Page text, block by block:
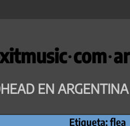
EN ARGENTINA
Etiqueta:flea